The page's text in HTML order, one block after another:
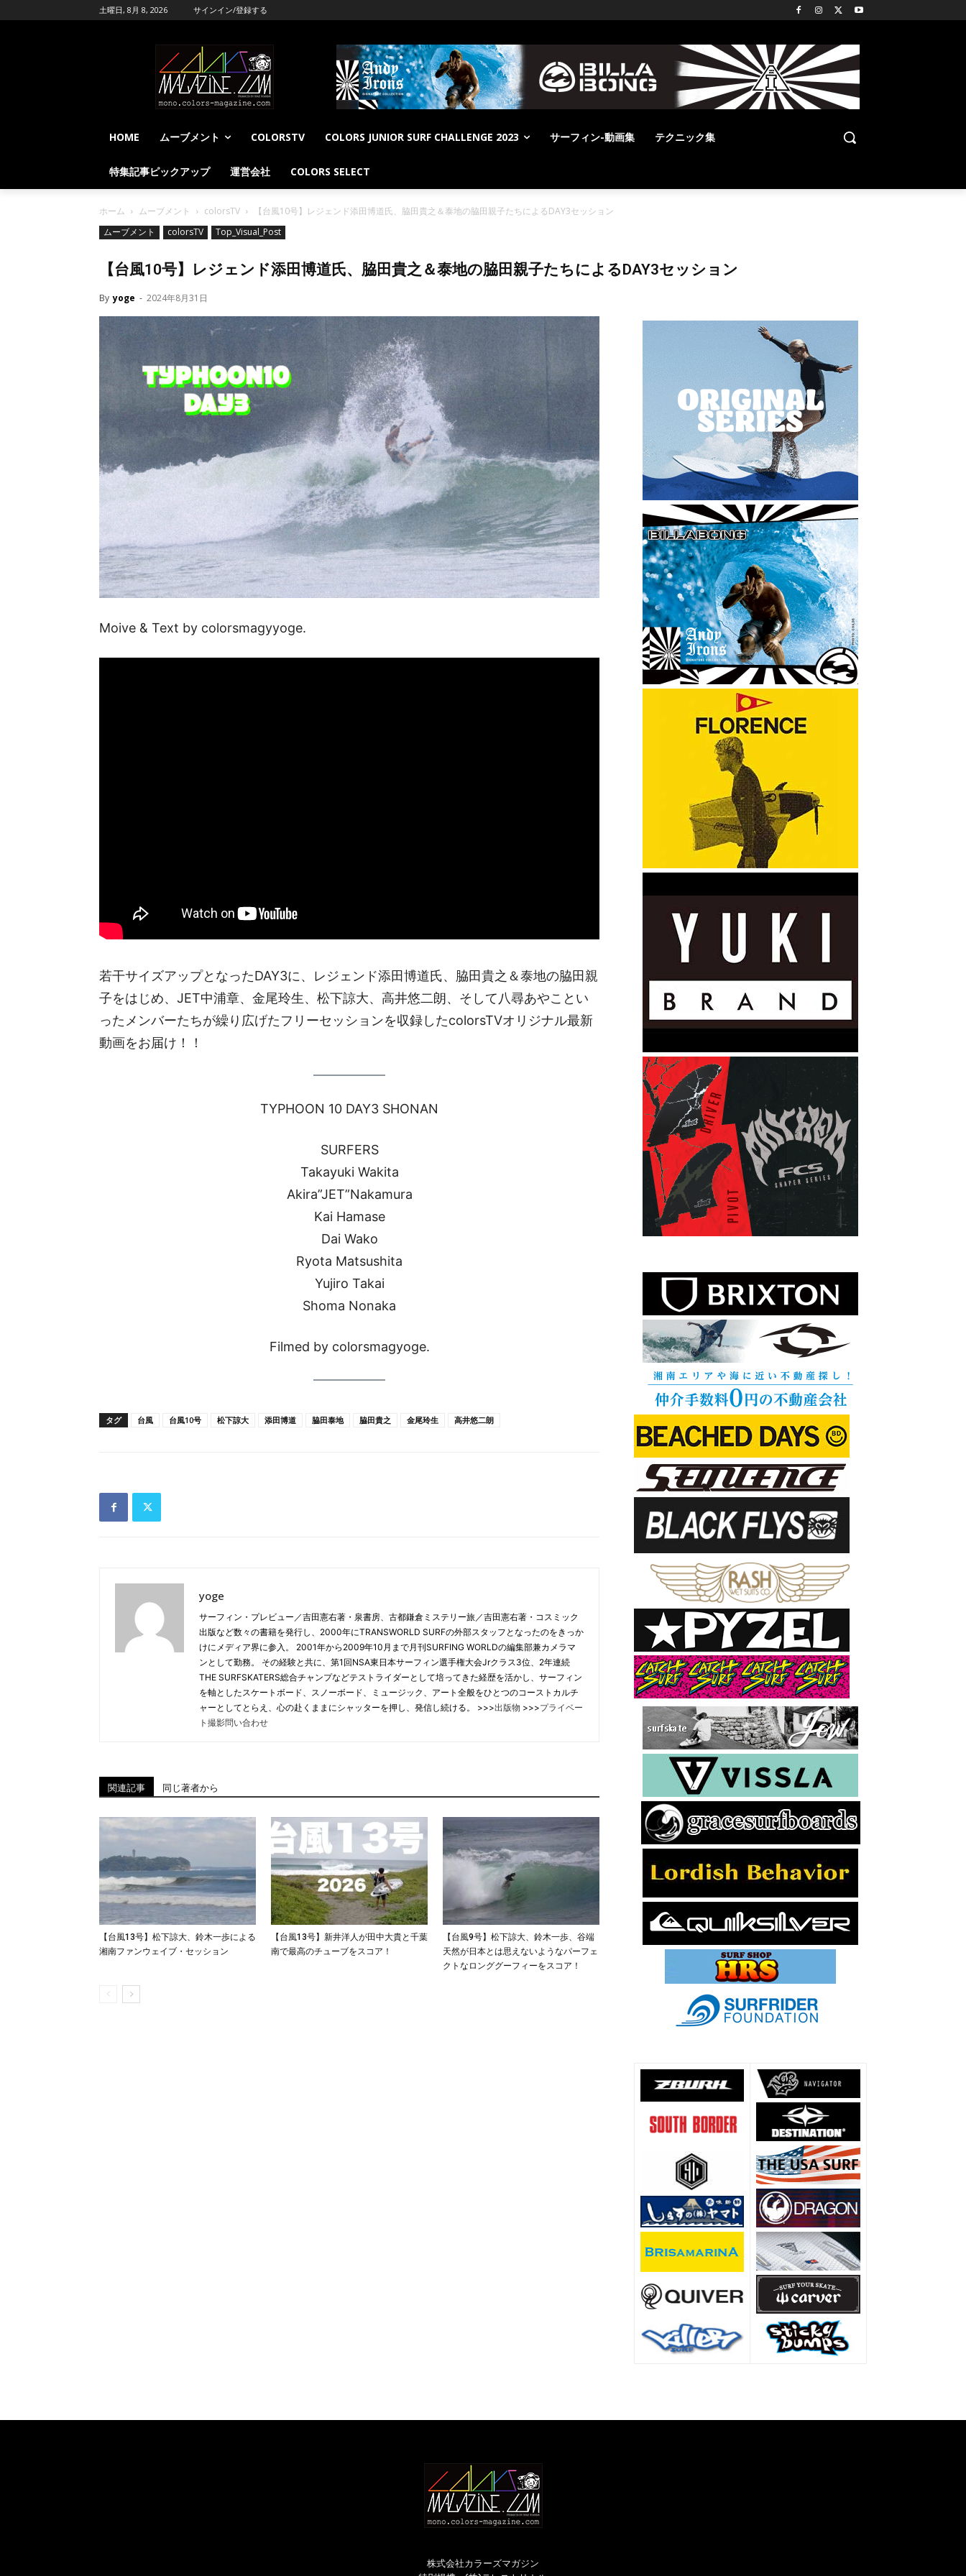
土曜日, 8月 8, 2026 サインイン/登録する
HOME ムーブメント COLORSTV COLORS JUNIOR SURF CHALLENGE 2023 サーフィン-動画集 テクニック集
特集記事ピックアップ 運営会社 COLORS SELECT
ホーム ムーブメント colorsTV
【台風10号】レジェンド添田博道氏、脇田貴之＆泰地の脇田親子たちによるDAY3セッション
ムーブメント
colorsTV Top_Visual_Post
【台風10号】レジェンド添田博道氏、脇田貴之＆泰地の脇田親子たちによるDAY3セッション
By yoge - 2024年8月31日
Moive & Text by colorsmagyyoge.
若干サイズアップとなったDAY3に、レジェンド添田博道氏、脇田貴之＆泰地の脇田親
子をはじめ、JET中浦章、金尾玲生、松下諒大、高井悠二朗、そして八尋あやことい
ったメンバーたちが繰り広げたフリーセッションを収録したcolorsTVオリジナル最新
動画をお届け！！
TYPHOON 10 DAY3 SHONAN
SURFERS
Takayuki Wakita
Akira”JET”Nakamura
Kai Hamase
Dai Wako
Ryota Matsushita
Yujiro Takai
Shoma Nonaka
Filmed by colorsmagyoge.
タグ 台風 台風10号 松下諒大 添田博道 脇田泰地 脇田貴之 金尾玲生 高井悠二朗
yoge
サーフィン・プレビュー／吉田憲右著・泉書房、古都鎌倉ミステリー旅／吉田憲右著・コスミック
出版など数々の書籍を発行し、2000年にTRANSWORLD SURFの外部スタッフとなったのをきっか
けにメディア界に参入。 2001年から2009年10月まで月刊SURFING WORLDの編集部兼カメラマ
ンとして勤務。 その経験と共に、第1回NSA東日本サーフィン選手権大会Jrクラス3位、2年連続
THE SURFSKATERS総合チャンプなどテストライダーとして培ってきた経歴を活かし、サーフィン
を軸としたスケートボード、スノーボード、ミュージック、アート全般をひとつのコーストカルチ
ャーとしてとらえ、心の赴くままにシャッターを押し、発信し続ける。 >>>出版物 >>>プライベー
ト撮影問い合わせ
関連記事 同じ著者から
【台風13号】松下諒大、鈴木一歩による
湘南ファンウェイブ・セッション
【台風13号】新井洋人が田中大貴と千葉
南で最高のチューブをスコア！
【台風9号】松下諒大、鈴木一歩、谷端
天然が日本とは思えないようなパーフェ
クトなロンググーフィーをスコア！
株式会社カラーズマガジン